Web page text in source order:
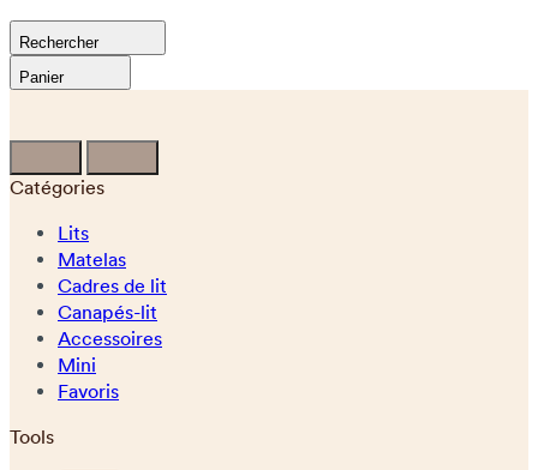
Rechercher
Panier
Catégories
Lits
Matelas
Cadres de lit
Canapés-lit
Accessoires
Mini
Favoris
Tools